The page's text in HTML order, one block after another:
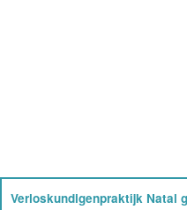
Verloskundigenpraktijk Natal